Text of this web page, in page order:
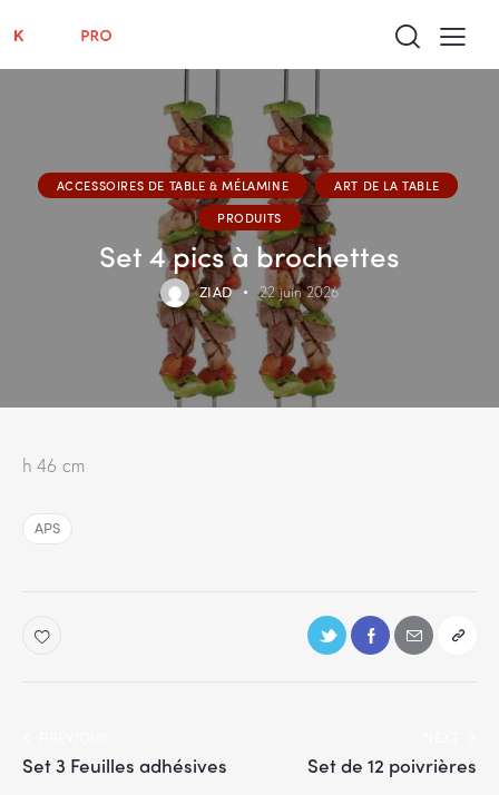
ACCESSOIRES DE TABLE & MÉLAMINE
ART DE LA TABLE
PRODUITS
Set 4 pics à brochettes
ZIAD 22 juin 2026
h 46 cm
APS
Set 3 Feuilles adhésives Set de 12 poivrières